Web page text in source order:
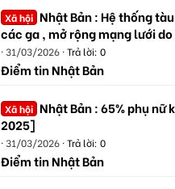
Xã hội Nhật Bản : Hệ thống
các ga , mở rộng mạng lưới
31/03/2026 Trả lời: 0
Điểm tin Nhật Bản
Xã hội Nhật Bản : 65% phụ
2025]
31/03/2026 Trả lời: 0
Điểm tin Nhật Bản